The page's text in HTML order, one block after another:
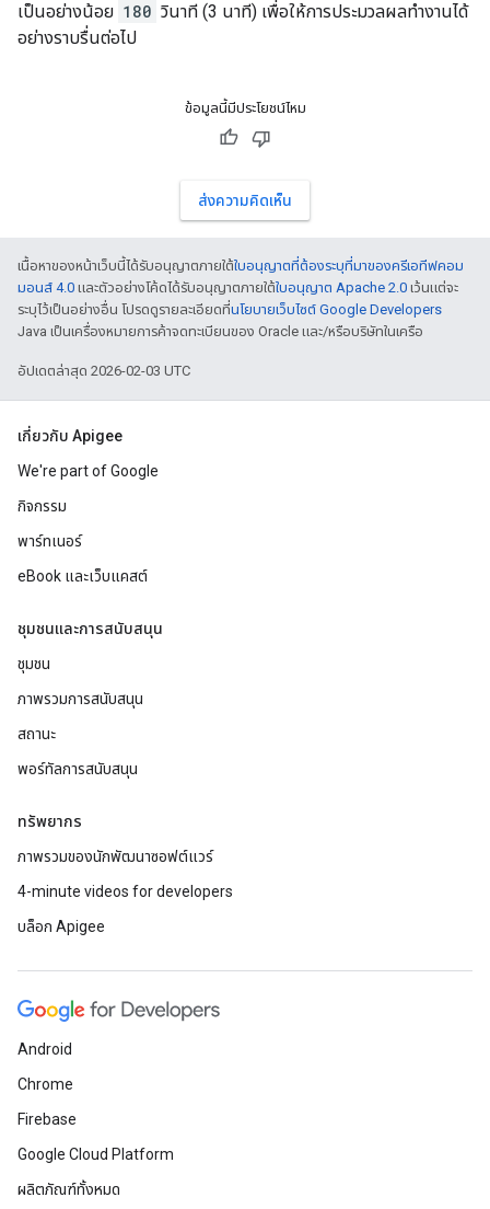
เป็นอย่างน้อย 180 วินาที (3 นาที) เพื่อให้การประมวลผลทำงานได้
อย่างราบรื่นต่อไป
ข้อมูลนี้มีประโยชน์ไหม
ส่งความคิดเห็น
เนื้อหาของหน้าเว็บนี้ได้รับอนุญาตภายใต้ใบอนุญาตที่ต้องระบุที่มาของครีเอทีฟคอม
มอนส์ 4.0 และตัวอย่างโค้ดได้รับอนุญาตภายใต้ใบอนุญาต Apache 2.0 เว้นแต่จะ
ระบุไว้เป็นอย่างอื่น โปรดดูรายละเอียดที่นโยบายเว็บไซต์ Google Developers
Java เป็นเครื่องหมายการค้าจดทะเบียนของ Oracle และ/หรือบริษัทในเครือ
อัปเดตล่าสุด 2026-02-03 UTC
เกี่ยวกับ Apigee
We're part of Google
กิจกรรม
พาร์ทเนอร์
eBook และเว็บแคสต์
ชุมชนและการสนับสนุน
ชุมชน
ภาพรวมการสนับสนุน
สถานะ
พอร์ทัลการสนับสนุน
ทรัพยากร
ภาพรวมของนักพัฒนาซอฟต์แวร์
4-minute videos for developers
บล็อก Apigee
Android
Chrome
Firebase
Google Cloud Platform
ผลิตภัณฑ์ทั้งหมด